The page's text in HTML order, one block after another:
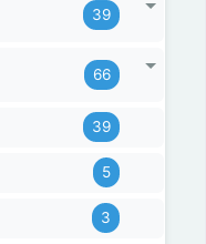
39
66
39
5
3